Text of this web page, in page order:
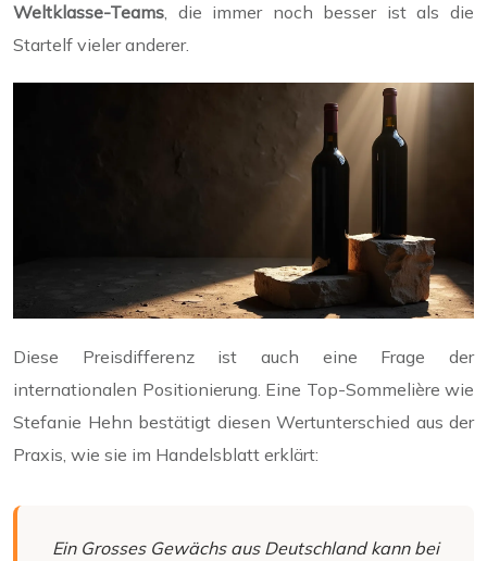
Weltklasse-Teams, die immer noch besser ist als die
Startelf vieler anderer.
Diese Preisdifferenz ist auch eine Frage der
internationalen Positionierung. Eine Top-Sommelière wie
Stefanie Hehn bestätigt diesen Wertunterschied aus der
Praxis, wie sie im Handelsblatt erklärt:
Ein Grosses Gewächs aus Deutschland kann bei